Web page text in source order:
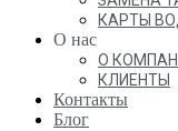
КАРТЫ
О нас
О
КЛИЕНТЫ
Контакты
Блог